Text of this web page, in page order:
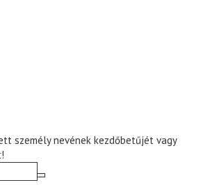
személy nevének kezdőbetűjét vagy